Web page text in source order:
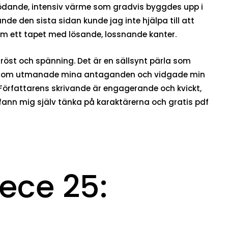
intensiv värme som gradvis byggdes upp i
den sista sidan kunde jag inte hjälpa till att
ett tapet med lösande, lossnande kanter.
och spänning. Det är en sällsynt pärla som
utmanade mina antaganden och vidgade min
skrivande är engagerande och kvickt,
mig själv tänka på karaktärerna och gratis pdf
25: